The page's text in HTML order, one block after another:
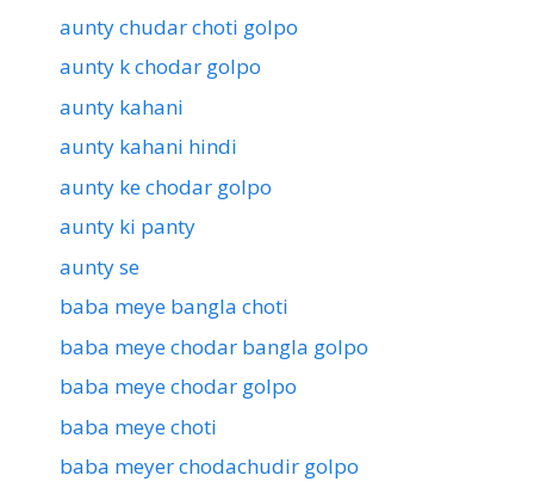
aunty chudar choti golpo
aunty k chodar golpo
aunty kahani
aunty kahani hindi
aunty ke chodar golpo
aunty ki panty
aunty se
baba meye bangla choti
baba meye chodar bangla golpo
baba meye chodar golpo
baba meye choti
baba meyer chodachudir golpo